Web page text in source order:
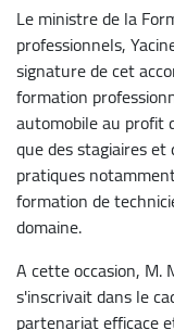
Le ministre de la
professionnels,
signature de cet
formation
automobile au profit
que des stagiaires
pratiques
formation de
domaine.
A cette occasion, M.
s'inscrivait dans le
partenariat efficace